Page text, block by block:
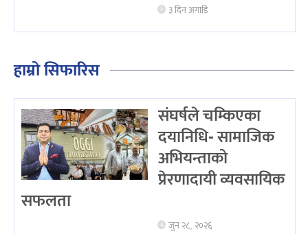
३ दिन अगाडि
हाम्रो सिफारिस
संघर्षले चम्किएका
दयानिधि- सामाजिक
अभियन्ताको
प्रेरणादायी व्यवसायिक
सफलता
जुन २८, २०२६